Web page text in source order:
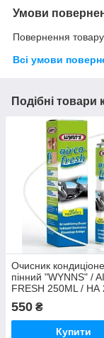
Умови
Повернення
Всі умови
Подібні товари
Очисник
пінний "WYNNS" /
FRESH 250ML / НА
550 ₴
Купити